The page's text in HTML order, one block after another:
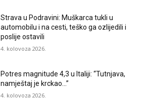
Strava u Podravini: Muškarca tukli u
automobilu i na cesti, teško ga ozlijedili i
poslije ostavili
4. kolovoza 2026.
Potres magnitude 4,3 u Italiji: “Tutnjava,
namještaj je krckao…”
4. kolovoza 2026.